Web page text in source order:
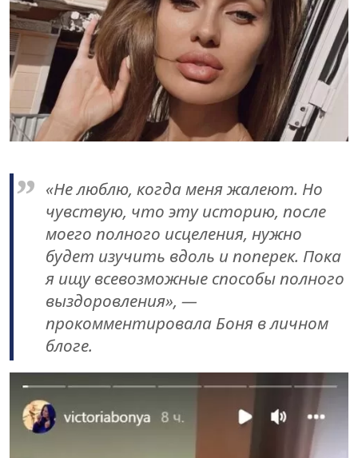
«Не люблю, когда меня жалеют. Но
чувствую, что эту историю, после
моего полного исцеления, нужно
будет изучить вдоль и поперек. Пока
я ищу всевозможные способы полного
выздоровления», —
прокомментировала Боня в личном
блоге.